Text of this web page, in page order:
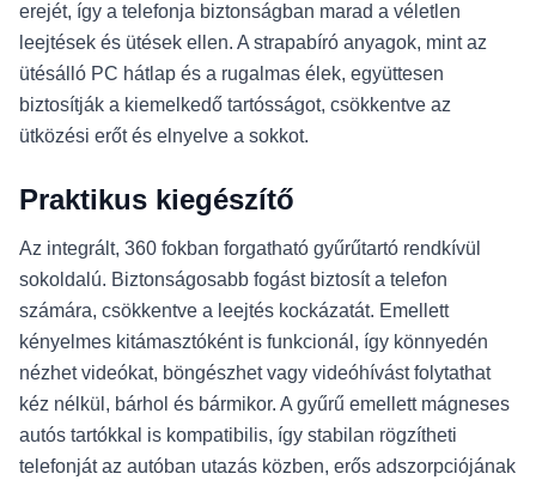
erejét, így a telefonja biztonságban marad a véletlen
leejtések és ütések ellen. A strapabíró anyagok, mint az
ütésálló PC hátlap és a rugalmas élek, együttesen
biztosítják a kiemelkedő tartósságot, csökkentve az
ütközési erőt és elnyelve a sokkot.
Praktikus kiegészítő
Az integrált, 360 fokban forgatható gyűrűtartó rendkívül
sokoldalú. Biztonságosabb fogást biztosít a telefon
számára, csökkentve a leejtés kockázatát. Emellett
kényelmes kitámasztóként is funkcionál, így könnyedén
nézhet videókat, böngészhet vagy videóhívást folytathat
kéz nélkül, bárhol és bármikor. A gyűrű emellett mágneses
autós tartókkal is kompatibilis, így stabilan rögzítheti
telefonját az autóban utazás közben, erős adszorpciójának